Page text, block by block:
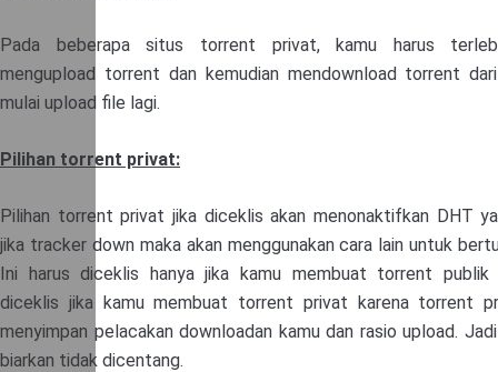
Pada beberapa situs torrent privat, kamu harus
mengupload torrent dan kemudian mendownload torrent
mulai upload file lagi.
Pilihan torrent privat:
Pilihan torrent privat jika diceklis akan menonaktifkan DHT
jika tracker down maka akan menggunakan cara lain untuk
Ini harus diceklis hanya jika kamu membuat torrent
diceklis jika kamu membuat torrent privat karena torrent
menyimpan pelacakan downloadan kamu dan rasio upload.
biarkan tidak dicentang.